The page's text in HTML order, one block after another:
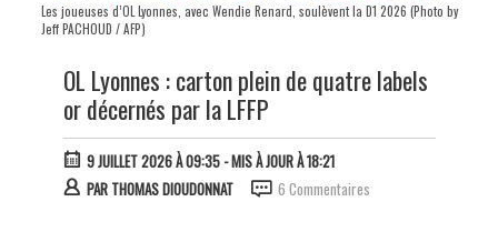
Les joueuses d’OL Lyonnes, avec Wendie Renard, soulèvent la D1 2026 (Photo by
Jeff PACHOUD / AFP)
OL Lyonnes : carton plein de quatre labels
or décernés par la LFFP
9 JUILLET 2026 À 09:35- MIS À JOUR À 18:21
PAR THOMAS DIOUDONNAT 6 Commentaires